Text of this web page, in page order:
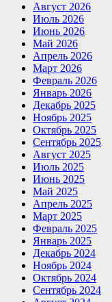
Август 2026
Июль 2026
Июнь 2026
Май 2026
Апрель 2026
Март 2026
Февраль 2026
Январь 2026
Декабрь 2025
Ноябрь 2025
Октябрь 2025
Сентябрь 2025
Август 2025
Июль 2025
Июнь 2025
Май 2025
Апрель 2025
Март 2025
Февраль 2025
Январь 2025
Декабрь 2024
Ноябрь 2024
Октябрь 2024
Сентябрь 2024